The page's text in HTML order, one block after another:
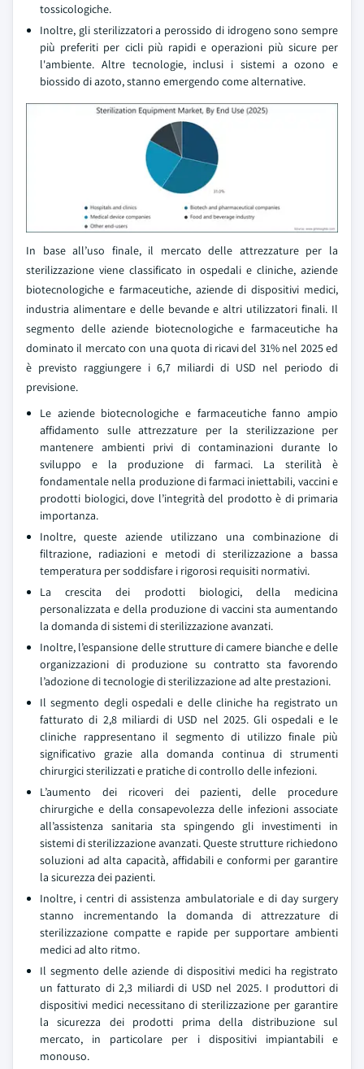
tossicologiche.
Inoltre, gli sterilizzatori a perossido di idrogeno sono sempre
più preferiti per cicli più rapidi e operazioni più sicure per
l'ambiente. Altre tecnologie, inclusi i sistemi a ozono e
biossido di azoto, stanno emergendo come alternative.
In base all’uso finale, il mercato delle attrezzature per la
sterilizzazione viene classificato in ospedali e cliniche, aziende
biotecnologiche e farmaceutiche, aziende di dispositivi medici,
industria alimentare e delle bevande e altri utilizzatori finali. Il
segmento delle aziende biotecnologiche e farmaceutiche ha
dominato il mercato con una quota di ricavi del 31% nel 2025 ed
è previsto raggiungere i 6,7 miliardi di USD nel periodo di
previsione.
Le aziende biotecnologiche e farmaceutiche fanno ampio
affidamento sulle attrezzature per la sterilizzazione per
mantenere ambienti privi di contaminazioni durante lo
sviluppo e la produzione di farmaci. La sterilità è
fondamentale nella produzione di farmaci iniettabili, vaccini e
prodotti biologici, dove l’integrità del prodotto è di primaria
importanza.
Inoltre, queste aziende utilizzano una combinazione di
filtrazione, radiazioni e metodi di sterilizzazione a bassa
temperatura per soddisfare i rigorosi requisiti normativi.
La crescita dei prodotti biologici, della medicina
personalizzata e della produzione di vaccini sta aumentando
la domanda di sistemi di sterilizzazione avanzati.
Inoltre, l’espansione delle strutture di camere bianche e delle
organizzazioni di produzione su contratto sta favorendo
l’adozione di tecnologie di sterilizzazione ad alte prestazioni.
Il segmento degli ospedali e delle cliniche ha registrato un
fatturato di 2,8 miliardi di USD nel 2025. Gli ospedali e le
cliniche rappresentano il segmento di utilizzo finale più
significativo grazie alla domanda continua di strumenti
chirurgici sterilizzati e pratiche di controllo delle infezioni.
L’aumento dei ricoveri dei pazienti, delle procedure
chirurgiche e della consapevolezza delle infezioni associate
all’assistenza sanitaria sta spingendo gli investimenti in
sistemi di sterilizzazione avanzati. Queste strutture richiedono
soluzioni ad alta capacità, affidabili e conformi per garantire
la sicurezza dei pazienti.
Inoltre, i centri di assistenza ambulatoriale e di day surgery
stanno incrementando la domanda di attrezzature di
sterilizzazione compatte e rapide per supportare ambienti
medici ad alto ritmo.
Il segmento delle aziende di dispositivi medici ha registrato
un fatturato di 2,3 miliardi di USD nel 2025. I produttori di
dispositivi medici necessitano di sterilizzazione per garantire
la sicurezza dei prodotti prima della distribuzione sul
mercato, in particolare per i dispositivi impiantabili e
monouso.